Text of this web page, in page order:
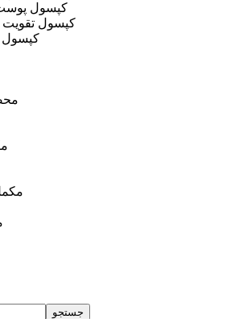
کپسول
کپسول تقویت
جستجو